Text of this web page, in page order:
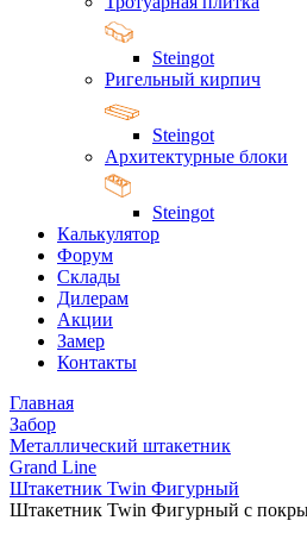
Steingot
Ригельный кирпич
Steingot
Архитектурные блоки
Steingot
Калькулятор
Форум
Склады
Дилерам
Акции
Замер
Контакты
Главная
Забор
Металлический штакетник
Grand Line
Штакетник Twin Фигурный
Штакетник Twin Фигурный с